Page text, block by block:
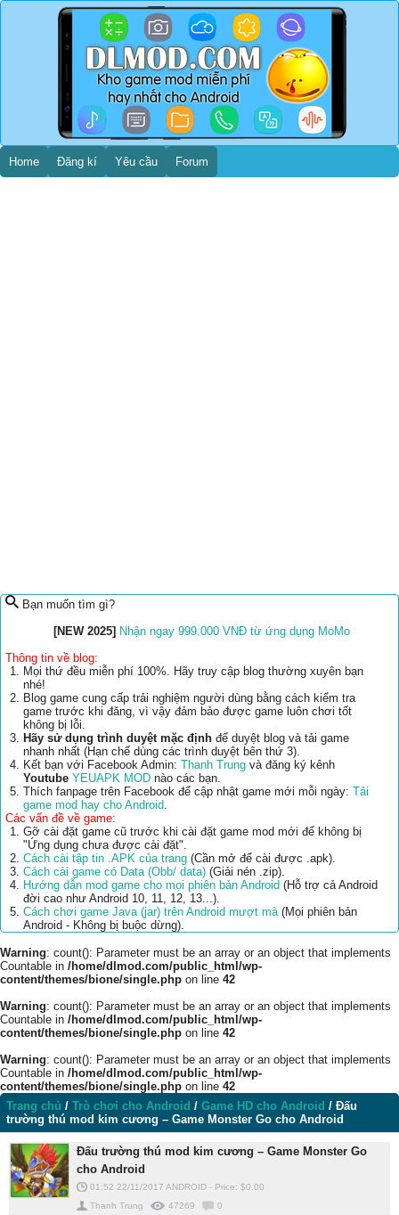
Home Đăng kí Yêu cầu Forum
Bạn muốn tìm gì?
[NEW 2025] Nhận ngay 999.000 VNĐ từ ứng dụng MoMo
Thông tin về blog:
Mọi thứ đều miễn phí 100%. Hãy truy cập blog thường xuyên bạn
nhé!
Blog game cung cấp trải nghiệm người dùng bằng cách kiểm tra
game trước khi đăng, vì vậy đảm bảo được game luôn chơi tốt
không bị lỗi.
Hãy sử dụng trình duyệt mặc định để duyệt blog và tải game
nhanh nhất (Hạn chế dùng các trình duyệt bên thứ 3).
Kết bạn với Facebook Admin: Thanh Trung và đăng ký kênh
Youtube YEUAPK MOD nào các bạn.
Thích fanpage trên Facebook để cập nhật game mới mỗi ngày: Tải
game mod hay cho Android.
Các vấn đề về game:
Gỡ cài đặt game cũ trước khi cài đặt game mod mới để không bị
"Ứng dụng chưa được cài đặt".
Cách cài tập tin .APK của trang (Cần mở để cài được .apk).
Cách cài game có Data (Obb/ data) (Giải nén .zip).
Hướng dẫn mod game cho mọi phiên bản Android (Hỗ trợ cả Android
đời cao như Android 10, 11, 12, 13...).
Cách chơi game Java (jar) trên Android mượt mà(Mọi phiên bản
Android - Không bị buộc dừng).
Warning: count(): Parameter must be an array or an object that implements
Countable in /home/dlmod.com/public_html/wp-
content/themes/bione/single.php on line 42
Warning: count(): Parameter must be an array or an object that implements
Countable in /home/dlmod.com/public_html/wp-
content/themes/bione/single.php on line 42
Warning: count(): Parameter must be an array or an object that implements
Countable in /home/dlmod.com/public_html/wp-
content/themes/bione/single.php on line 42
Trang chủ / Trò chơi cho Android / Game HD cho Android / Đấu
trường thú mod kim cương – Game Monster Go cho Android
Đấu trường thú mod kim cương – Game Monster Go
cho Android
01:52 22/11/2017 ANDROID - Price: $0.00
Thanh Trung
47269 0